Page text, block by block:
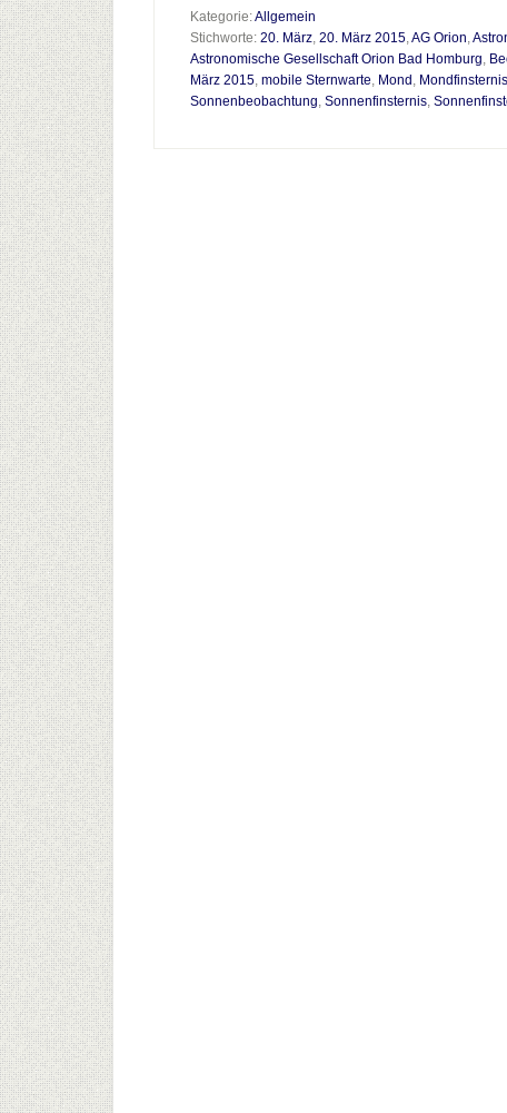
Die
Sonnenfinsternis
am
20.
Kategorie:Allgemein
Stichworte: 20. März 20. März 2015 AG Orion
Astronomische Gesellschaft Orion Bad Homburg
März 2015 mobile Sternwarte Mond Mondfinsternis
Sonnenbeobachtung Sonnenfinsternis